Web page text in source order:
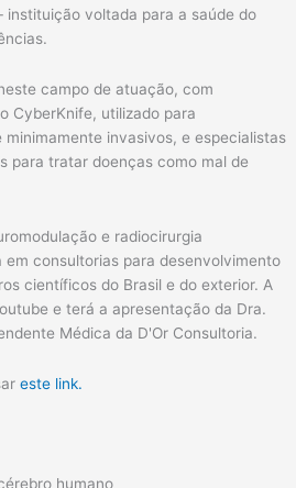
instituição voltada para a saúde do
campo de atuação, com
CyberKnife, utilizado para
invasivos, e especialistas
para tratar doenças como mal de
e radiocirurgia
consultorias para desenvolvimento
científicos do Brasil e do exterior. A
e terá a apresentação da Dra.
Médica da D'Or Consultoria.
este link.
humano